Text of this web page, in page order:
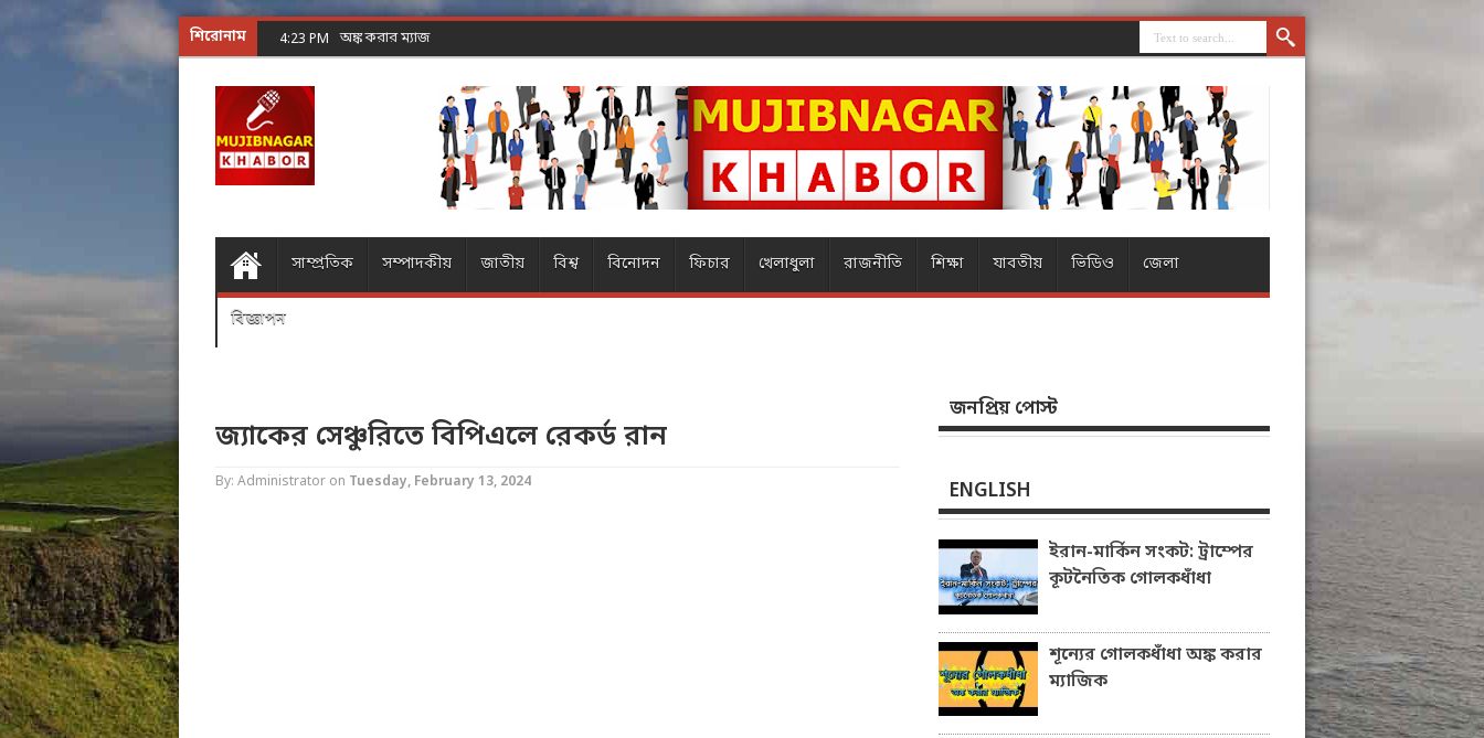
শিরোনাম 4:23 PM অঙ্ক করার ম্যাজিক ৭৪৩৮৫ - ৬২৫৩৭ + ৯৮৬৬৭
সাম্প্রতিক সম্পাদকীয় জাতীয় বিশ্ব বিনোদন ফিচার খেলাধুলা রাজনীতি শিক্ষা যাবতীয় ভিডিও জেলা
বিজ্ঞাপন
জ্যাকের সেঞ্চুরিতে বিপিএলে রেকর্ড রান
By: Administrator on Tuesday, February 13, 2024
জনপ্রিয় পোস্ট
ENGLISH
ইরান-মার্কিন সংকট: ট্রাম্পের
কূটনৈতিক গোলকধাঁধা
শূন্যের গোলকধাঁধা অঙ্ক করার
ম্যাজিক